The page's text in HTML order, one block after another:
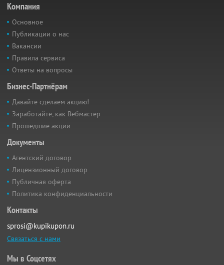
Компания
Основное
Публикации о нас
Вакансии
Правила сервиса
Ответы на вопросы
Бизнес-Партнёрам
Давайте сделаем акцию!
Заработайте, как Вебмастер
Прошедшие акции
Документы
Агентский договор
Лицензионный договор
Публичная оферта
Политика конфиденциальности
Контакты
sprosi@kupikupon.ru
Связаться с нами
Мы в Соцсетях